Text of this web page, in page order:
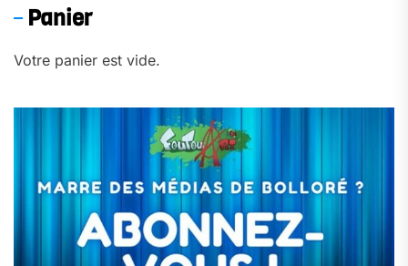
Panier
Votre panier est vide.